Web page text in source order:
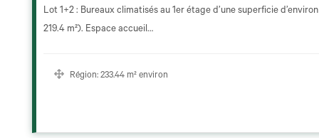
Lot 1+2 : Bureaux climatisés au 1er étage d’une superficie
219.4 m²). Espace accueil…
Région: 233.44 m² environ